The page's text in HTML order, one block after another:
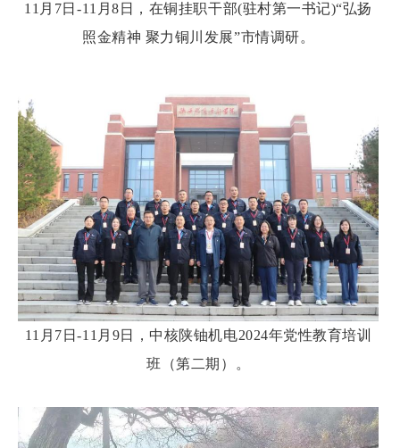
11月7日-11月8日，在铜挂职干部(驻村第一书记)“弘扬
照金精神 聚力铜川发展”市情调研。
11月7日-11月9日，中核陕铀机电2024年党性教育培训
班（第二期）。